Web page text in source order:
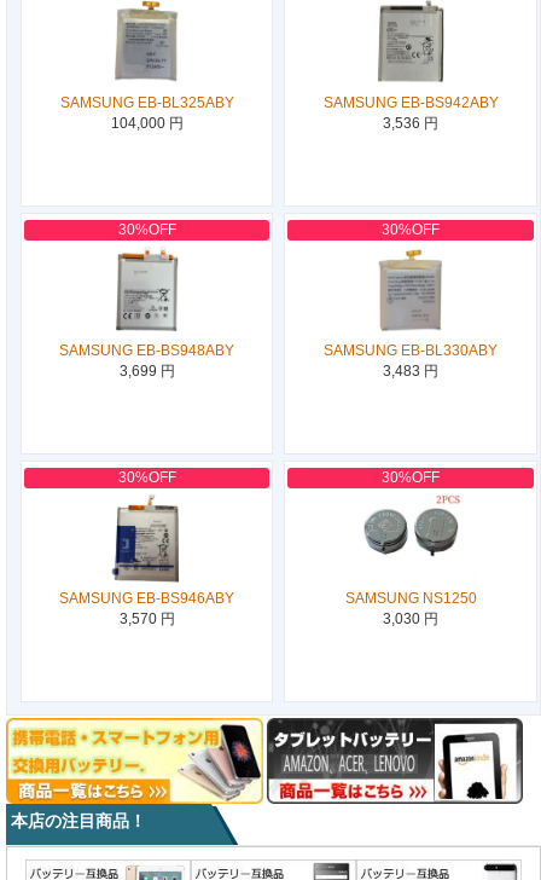
SAMSUNG EB-BL325ABY
104,000 円
SAMSUNG EB-BS942ABY
3,536 円
30%OFF
SAMSUNG EB-BS948ABY
3,699 円
30%OFF
SAMSUNG EB-BL330ABY
3,483 円
30%OFF
SAMSUNG EB-BS946ABY
3,570 円
30%OFF
SAMSUNG NS1250
3,030 円
本店の注目商品！